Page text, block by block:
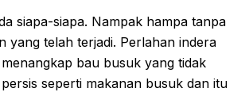
siapa-siapa. Nampak hampa tanpa
yang telah terjadi. Perlahan indera
bau busuk yang tidak
seperti makanan busuk dan itu